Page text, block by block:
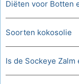
Diëten voor Botten
Soorten kokosolie
Is de Sockeye